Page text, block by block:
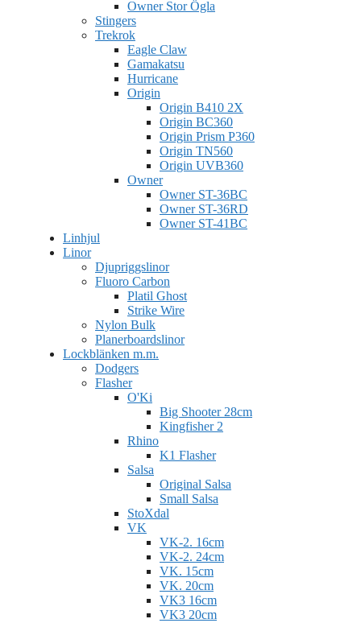
Owner Stor Ögla
Stingers
Trekrok
Eagle Claw
Gamakatsu
Hurricane
Origin
Origin B410 2X
Origin BC360
Origin Prism P360
Origin TN560
Origin UVB360
Owner
Owner ST-36BC
Owner ST-36RD
Owner ST-41BC
Linhjul
Linor
Djupriggslinor
Fluoro Carbon
Platil Ghost
Strike Wire
Nylon Bulk
Planerboardslinor
Lockblänken m.m.
Dodgers
Flasher
O'Ki
Big Shooter 28cm
Kingfisher 2
Rhino
K1 Flasher
Salsa
Original Salsa
Small Salsa
StoXdal
VK
VK-2. 16cm
VK-2. 24cm
VK. 15cm
VK. 20cm
VK3 16cm
VK3 20cm